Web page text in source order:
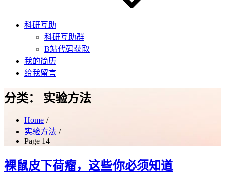
科研互助
科研互助群
B站代码获取
我的简历
给我留言
分类： 实验方法
Home
实验方法
Page 14
裸鼠皮下荷瘤，这些你必须知道